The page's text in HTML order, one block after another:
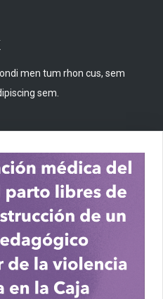
men tum rhon cus, sem
sem.